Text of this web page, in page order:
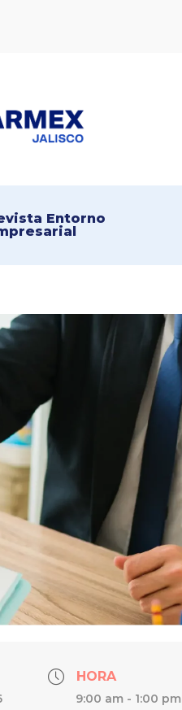
Entorno
HORA
9:00 am - 1:00 pm